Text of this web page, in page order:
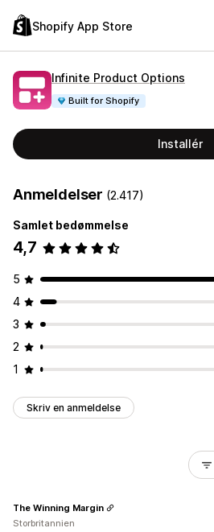
Shopify App Store
Infinite Product Options
Built for Shopify
Installér
Anmeldelser (2.417)
Samlet bedømmelse
4,7
5
4
3
2
1
Skriv en anmeldelse
The Winning Margin
Storbritannien